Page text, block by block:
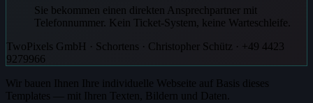
Sie bekommen einen direkten Ansprechpartner mit
Telefonnummer. Kein Ticket-System, keine Warteschleife.
TwoPixels GmbH · Schortens · Christopher Schütz · +49 4423
9279966
Wir bauen Ihnen Ihre individuelle Webseite auf Basis dieses
Templates — mit Ihren Texten, Bildern und Daten.